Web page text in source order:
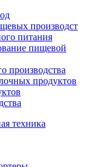
производст
питания
пищевой
производства
продуктов
техника